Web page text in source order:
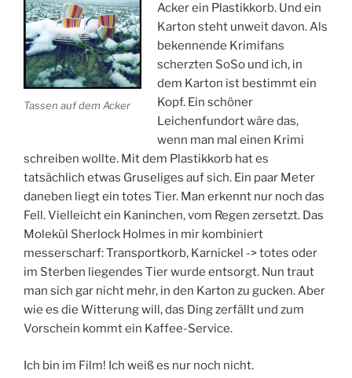
Tassen auf dem Acker
Acker ein Plastikkorb. Und ein
Karton steht unweit davon. Als
bekennende Krimifans
scherzten SoSo und ich, in
dem Karton ist bestimmt ein
Kopf. Ein schöner
Leichenfundort wäre das,
wenn man mal einen Krimi
schreiben wollte. Mit dem Plastikkorb hat es
tatsächlich etwas Gruseliges auf sich. Ein paar Meter
daneben liegt ein totes Tier. Man erkennt nur noch das
Fell. Vielleicht ein Kaninchen, vom Regen zersetzt. Das
Molekül Sherlock Holmes in mir kombiniert
messerscharf: Transportkorb, Karnickel -> totes oder
im Sterben liegendes Tier wurde entsorgt. Nun traut
man sich gar nicht mehr, in den Karton zu gucken. Aber
wie es die Witterung will, das Ding zerfällt und zum
Vorschein kommt ein Kaffee-Service.
Ich bin im Film! Ich weiß es nur noch nicht.